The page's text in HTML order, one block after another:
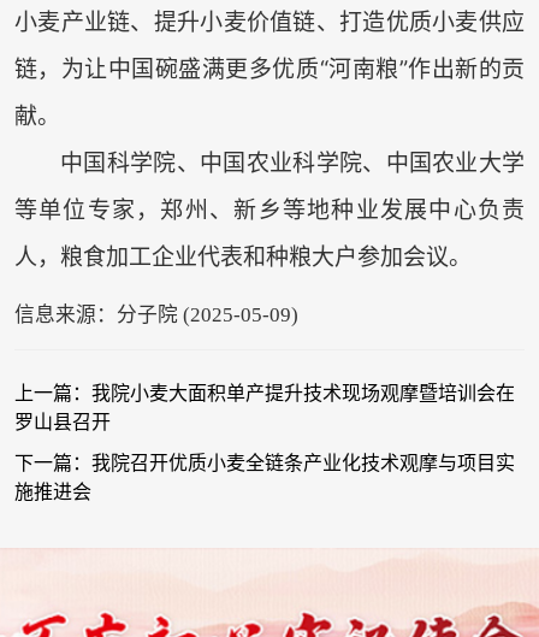
小麦产业链、提升小麦价值链、打造优质小麦供应
链，为让中国碗盛满更多优质“河南粮”作出新的贡
献。
中国科学院、中国农业科学院、中国农业大学
等单位专家，郑州、新乡等地种业发展中心负责
人，粮食加工企业代表和种粮大户参加会议。
信息来源：分子院 (2025-05-09)
上一篇：我院小麦大面积单产提升技术现场观摩暨培训会在
罗山县召开
下一篇：我院召开优质小麦全链条产业化技术观摩与项目实
施推进会